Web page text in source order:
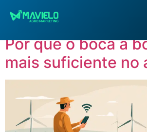
Autor:
Por que o boca a
mais suficiente no